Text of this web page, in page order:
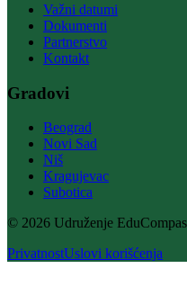
Važni datumi
Dokumenti
Partnerstvo
Kontakt
Gradovi
Beograd
Novi Sad
Niš
Kragujevac
Subotica
© 2026 Udruženje
PrivatnostUslovi korišćenja